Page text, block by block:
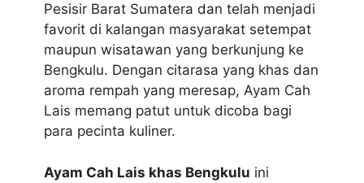
Pesisir Barat Sumatera dan telah menjadi
favorit di kalangan masyarakat setempat
maupun wisatawan yang berkunjung ke
Bengkulu. Dengan citarasa yang khas dan
aroma rempah yang meresap, Ayam Cah
Lais memang patut untuk dicoba bagi
para pecinta kuliner.
Ayam Cah Lais khas Bengkulu ini